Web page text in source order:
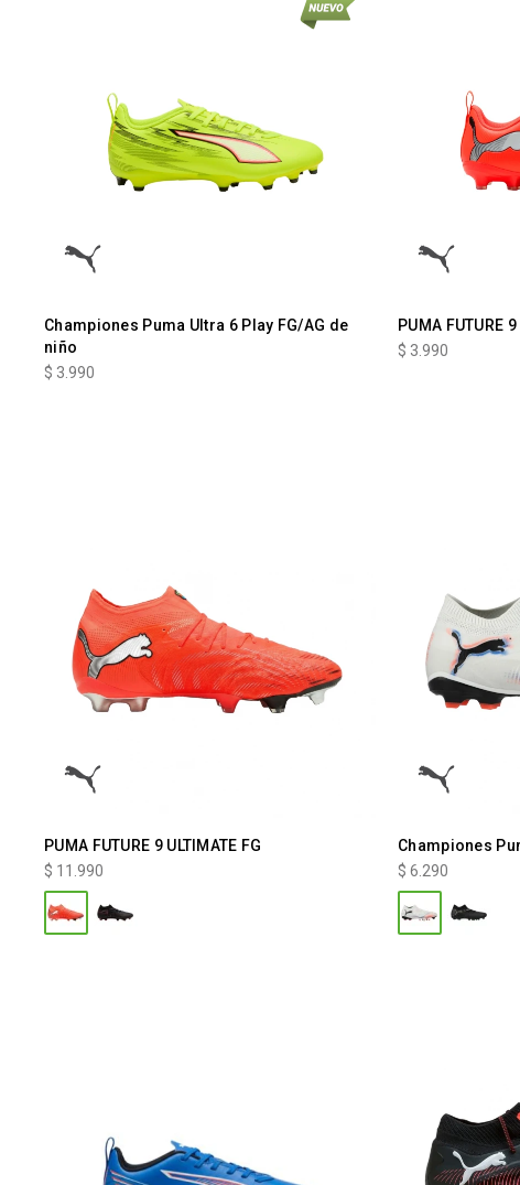
Championes Puma Ultra 6 Play FG/AG de
niño
$ 3.990
PUMA FUTURE
$ 3.990
PUMA FUTURE 9 ULTIMATE FG
$ 11.990
Championes
$ 6.290